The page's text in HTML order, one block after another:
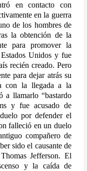
en contacto con
en la guerra
de los hombres de
la obtención de la
para promover la
Unidos y fue
recién creado. Pero
para dejar atrás su
con la llegada a la
a llamarlo “bastardo
y fue acusado de
por defender el
falleció en un duelo
compañero de
sido el causante de
Jefferson. El
y la caída de